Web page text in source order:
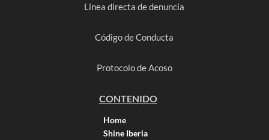
Línea directa de denuncia
Código de Conducta
Protocolo de Acoso
CONTENIDO
Home
Shine Iberia